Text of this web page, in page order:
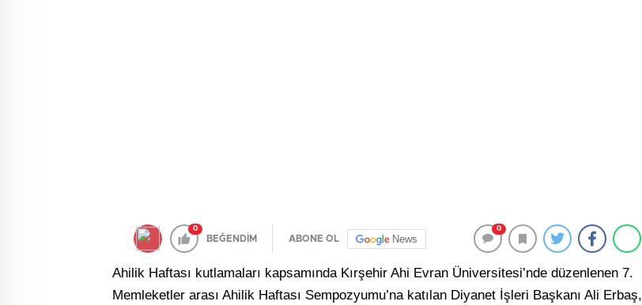
0
BEĞENDİM ABONE OL News
0
Ahilik Haftası kutlamaları kapsamında Kırşehir Ahi Evran Üniversitesi’nde düzenlenen 7.
Memleketler arası Ahilik Haftası Sempozyumu’na katılan Diyanet İşleri Başkanı Ali Erbaş,